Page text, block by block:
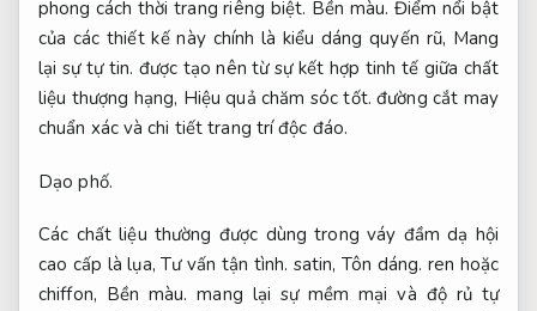
phong cách thời trang riêng biệt. Bền màu. Điểm nổi bật
của các thiết kế này chính là kiểu dáng quyến rũ, Mang
lại sự tự tin. được tạo nên từ sự kết hợp tinh tế giữa chất
liệu thượng hạng, Hiệu quả chăm sóc tốt. đường cắt may
chuẩn xác và chi tiết trang trí độc đáo.
Dạo phố.
Các chất liệu thường được dùng trong váy đầm dạ hội
cao cấp là lụa,Tư vấn tận tình. satin, Tôn dáng. ren hoặc
chiffon, Bền màu. mang lại sự mềm mại và độ rủ tự